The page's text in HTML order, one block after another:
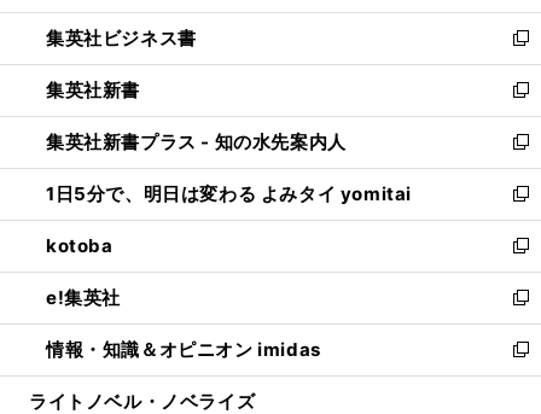
開
く
ウ
で
開
く
ン
ド
ウ
で
開
く
し
い
ウ
ィ
ン
ド
ウ
で
開
く
集英社ビジネス書
新
し
い
ウ
ィ
ン
ド
ウ
で
開
く
集英社新書
新
し
い
ウ
ィ
ン
ド
ウ
で
開
く
集英社新書プラス - 知の水先案内人
新
し
い
ウ
ィ
ン
ド
ウ
で
開
1日5分で、明日は変わる よみタイ yomitai
新
し
い
ウ
ィ
ン
ド
ウ
kotoba
新
し
い
ウ
ィ
ン
e!集英社
新
し
い
ウ
情報・知識＆オピニオン imidas
新
し
ライトノベル・ノベライズ